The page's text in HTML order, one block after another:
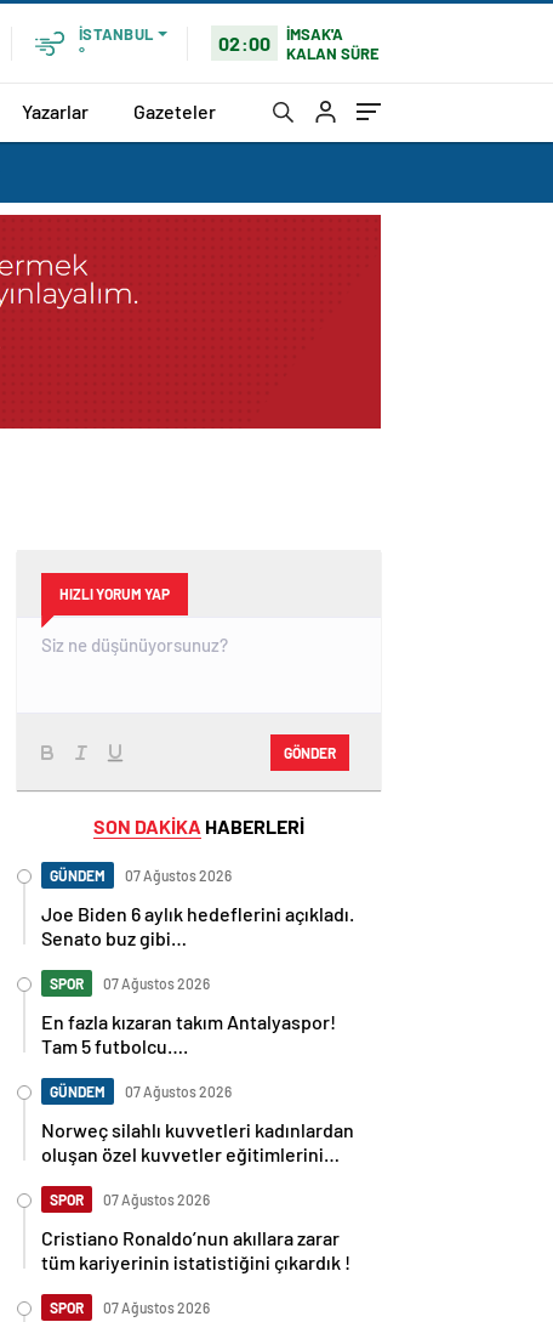
İSTANBUL
°
02:00
İMSAK'A
KALAN SÜRE
Yazarlar Gazeteler
HIZLI YORUM YAP
GÖNDER
SON DAKİKA HABERLERİ
GÜNDEM 07 Ağustos 2026
Joe Biden 6 aylık hedeflerini açıkladı.
Senato buz gibi…
SPOR 07 Ağustos 2026
En fazla kızaran takım Antalyaspor!
Tam 5 futbolcu….
GÜNDEM 07 Ağustos 2026
Norweç silahlı kuvvetleri kadınlardan
oluşan özel kuvvetler eğitimlerini
SPOR 07 Ağustos 2026
Cristiano Ronaldo’nun akıllara zarar
tüm kariyerinin istatistiğini çıkardık !
SPOR 07 Ağustos 2026